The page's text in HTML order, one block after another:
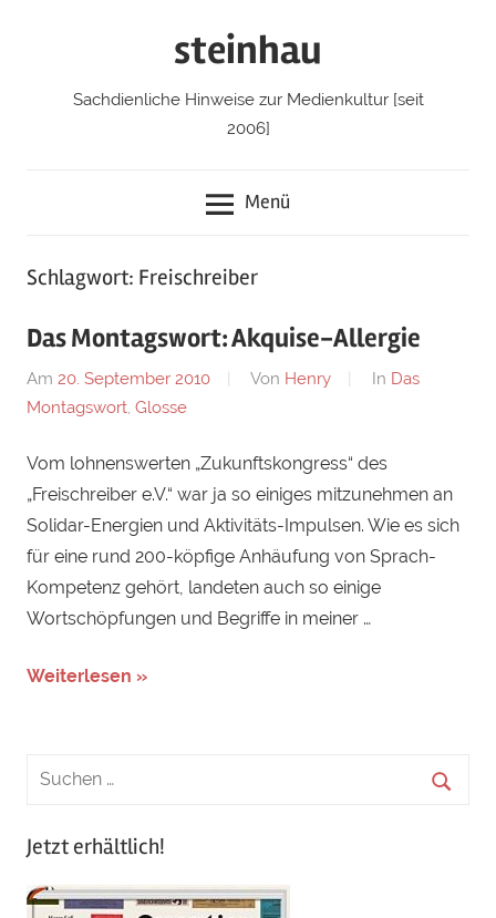
steinhau
Sachdienliche Hinweise zur Medienkultur [seit
2006]
Menü
Schlagwort: Freischreiber
Das Montagswort: Akquise-Allergie
Am 20. September 2010 Von Henry In Das
Montagswort, Glosse
Vom lohnenswerten „Zukunftskongress“ des
„Freischreiber e.V.“ war ja so einiges mitzunehmen an
Solidar-Energien und Aktivitäts-Impulsen. Wie es sich
für eine rund 200-köpfige Anhäufung von Sprach-
Kompetenz gehört, landeten auch so einige
Wortschöpfungen und Begriffe in meiner …
Weiterlesen »
Jetzt erhältlich!